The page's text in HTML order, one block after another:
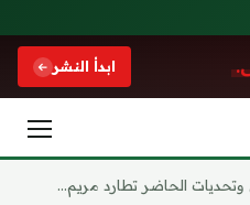
ابدأ النشر
الحاضر تطارد مريم...